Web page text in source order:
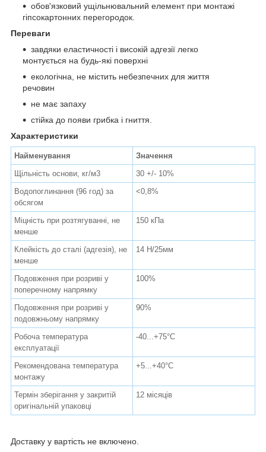
обов'язковий ущільнювальний елемент при монтажі
гіпсокартонних перегородок.
Переваги
завдяки еластичності і високій адгезії легко
монтується на будь-які поверхні
екологічна, не містить небезпечних для життя
речовин
не має запаху
стійка до появи грибка і гниття.
Характеристики
Найменування
Значення
Щільність основи, кг/м3
30 +/- 10%
Водопоглинання (96 год) за
обсягом
˂0,8%
Міцність при розтягуванні, не
менше
150 кПа
Клейкість до сталі (адгезія), не
менше
14 Н/25мм
Подовження при розриві у
поперечному напрямку
100%
Подовження при розриві у
подовжньому напрямку
90%
Робоча температура
експлуатації
-40...+75°С
Рекомендована температура
монтажу
+5...+40°С
Термін зберігання у закритій
оригінальній упаковці
12 місяців
Доставку у вартість не включено.